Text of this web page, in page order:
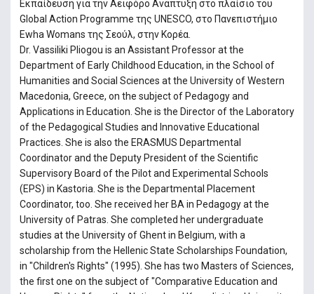
Εκπαίδευση για την Αειφόρο Ανάπτυξη στο πλαίσιο του
Global Action Programme της UNESCO, στο Πανεπιστήμιο
Ewha Womans της Σεούλ, στην Κορέα.
Dr. Vassiliki Pliogou is an Assistant Professor at the
Department of Early Childhood Education, in the School of
Humanities and Social Sciences at the University of Western
Macedonia, Greece, on the subject of Pedagogy and
Applications in Education. She is the Director of the Laboratory
of the Pedagogical Studies and Innovative Educational
Practices. She is also the ERASMUS Departmental
Coordinator and the Deputy President of the Scientific
Supervisory Board of the Pilot and Experimental Schools
(EPS) in Kastoria. She is the Departmental Placement
Coordinator, too. She received her BA in Pedagogy at the
University of Patras. She completed her undergraduate
studies at the University of Ghent in Belgium, with a
scholarship from the Hellenic State Scholarships Foundation,
in "Children's Rights" (1995). She has two Masters of Sciences,
the first one on the subject of "Comparative Education and